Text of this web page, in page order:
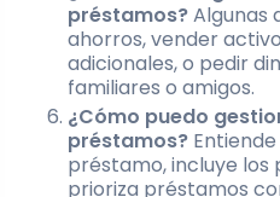
préstamos?Algunas
ahorros, vender
adicionales, o pedir
familiares o amigos.
¿Cómo puedo
préstamos?
préstamo, incluye los
prioriza préstamos